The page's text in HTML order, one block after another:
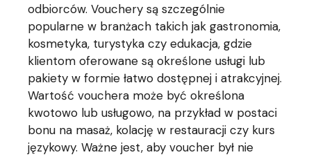
odbiorców. Vouchery są szczególnie
popularne w branżach takich jak gastronomia,
kosmetyka, turystyka czy edukacja, gdzie
klientom oferowane są określone usługi lub
pakiety w formie łatwo dostępnej i atrakcyjnej.
Wartość vouchera może być określona
kwotowo lub usługowo, na przykład w postaci
bonu na masaż, kolację w restauracji czy kurs
językowy. Ważne jest, aby voucher był nie